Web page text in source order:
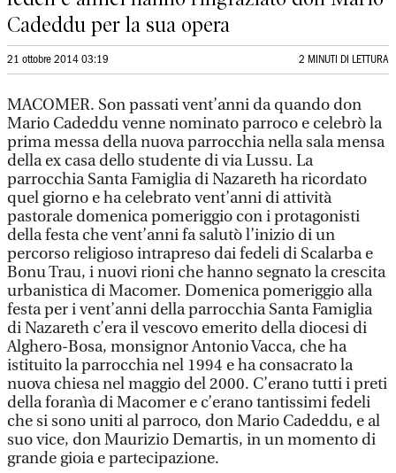
Cadeddu per la sua opera
21 ottobre 2014 03:19 2 MINUTI DI LETTURA
MACOMER. Son passati vent’anni da quando don
Mario Cadeddu venne nominato parroco e celebrò la
prima messa della nuova parrocchia nella sala mensa
della ex casa dello studente di via Lussu. La
parrocchia Santa Famiglia di Nazareth ha ricordato
quel giorno e ha celebrato vent’anni di attività
pastorale domenica pomeriggio con i protagonisti
della festa che vent’anni fa salutò l’inizio di un
percorso religioso intrapreso dai fedeli di Scalarba e
Bonu Trau, i nuovi rioni che hanno segnato la crescita
urbanistica di Macomer. Domenica pomeriggio alla
festa per i vent’anni della parrocchia Santa Famiglia
di Nazareth c’era il vescovo emerito della diocesi di
Alghero-Bosa, monsignor Antonio Vacca, che ha
istituito la parrocchia nel 1994 e ha consacrato la
nuova chiesa nel maggio del 2000. C’erano tutti i preti
della foranìa di Macomer e c’erano tantissimi fedeli
che si sono uniti al parroco, don Mario Cadeddu, e al
suo vice, don Maurizio Demartis, in un momento di
grande gioia e partecipazione.